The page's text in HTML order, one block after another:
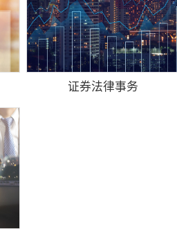
证券法律事务